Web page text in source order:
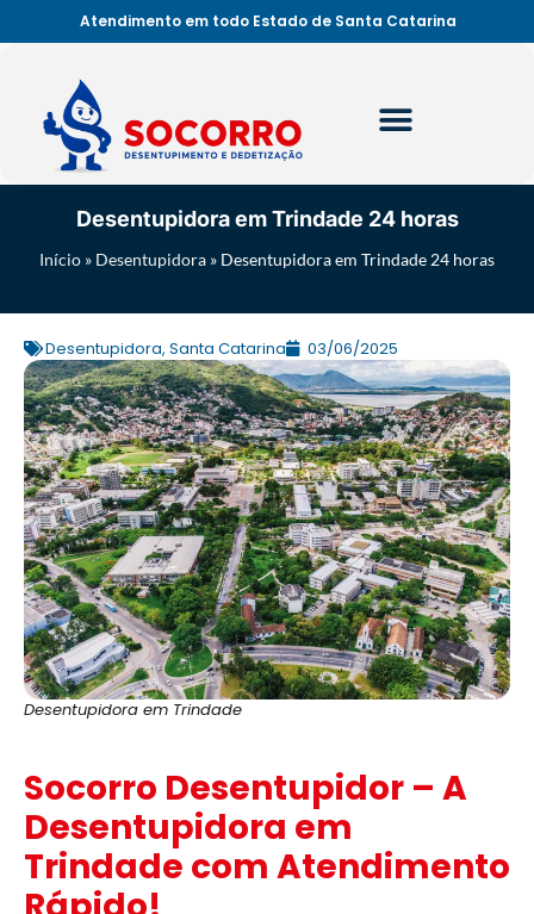
Atendimento em todo Estado de Santa Catarina
Desentupidora em Trindade 24 horas
Início » Desentupidora » Desentupidora em Trindade 24 horas
Desentupidora, Santa Catarina 03/06/2025
Desentupidora em Trindade
Socorro Desentupidor – A
Desentupidora em
Trindade com Atendimento